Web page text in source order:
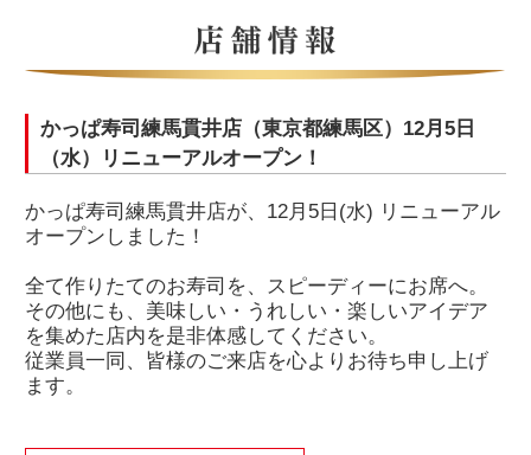
かっぱ寿司練馬貫井店（東京都練馬区）12月5日
（水）リニューアルオープン！
かっぱ寿司練馬貫井店が、12月5日(水) リニューアル
オープンしました！
全て作りたてのお寿司を、スピーディーにお席へ。
その他にも、美味しい・うれしい・楽しいアイデア
を集めた店内を是非体感してください。
従業員一同、皆様のご来店を心よりお待ち申し上げ
ます。